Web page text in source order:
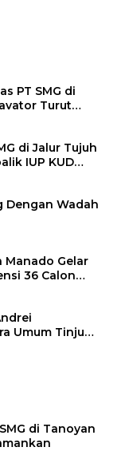
PT SMG di
Turut
di Jalur Tujuh
IUP KUD
Dengan Wadah
Manado Gelar
36 Calon
Umum Tinju
di Tanoyan